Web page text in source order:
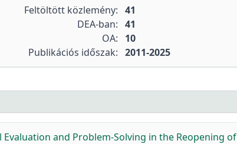
Feltöltött közlemény: 41
DEA-ban: 41
OA:
10
Publikációs időszak: 2011-2025
Evaluation and Problem-Solving in the Reopening of